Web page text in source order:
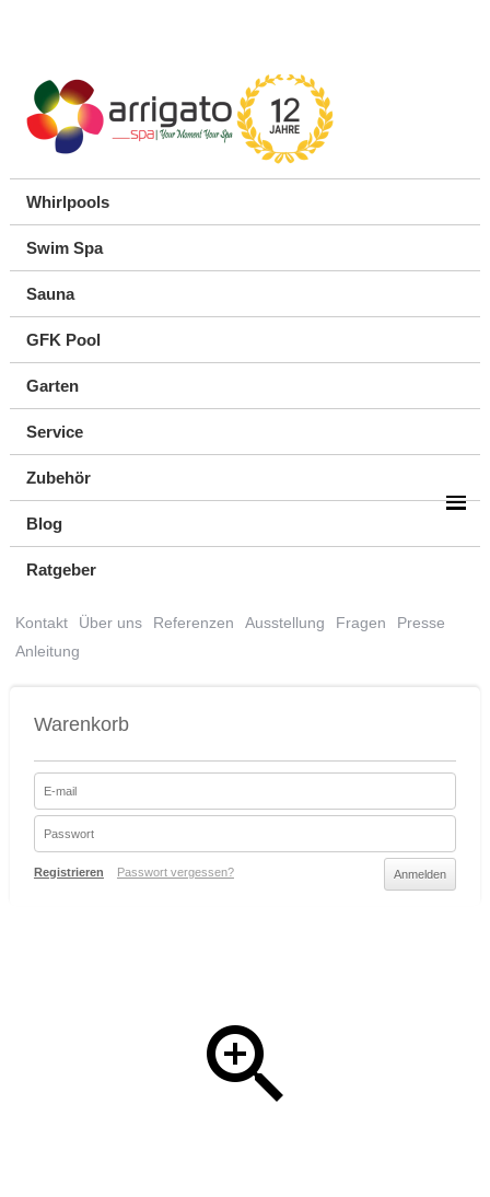
Whirlpools
Swim Spa
Sauna
GFK Pool
Garten
Service
Zubehör
Blog
Ratgeber
Kontakt Über uns Referenzen Ausstellung Fragen
Presse
Anleitung
Warenkorb
Registrieren Passwort vergessen?